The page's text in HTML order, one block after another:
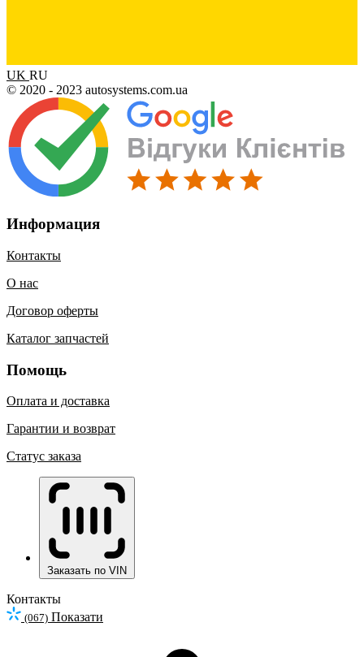
UK RU
© 2020 - 2023 autosystems.com.ua
Информация
Контакты
О нас
Договор оферты
Каталог запчастей
Помощь
Оплата и доставка
Гарантии и возврат
Статус заказа
Заказать по VIN
Контакты
(067) Показати